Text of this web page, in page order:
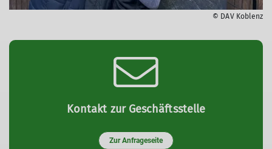
© DAV Koblenz
Kontakt zur Geschäftsstelle
Zur Anfrageseite